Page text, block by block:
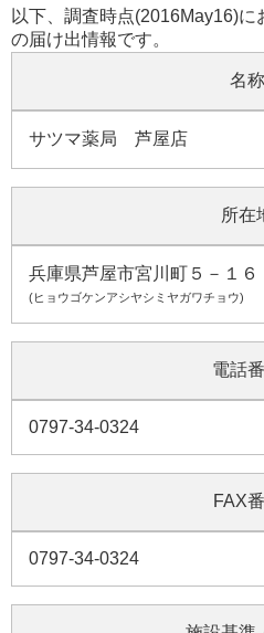
以下、調査時点(2016May16)
の届け出情報です。
名称
サツマ薬局 芦屋店
所在
兵庫県芦屋市宮川町５－１６
(ヒョウゴケンアシヤシミヤガワチョウ)
電話
0797-34-0324
FAX
0797-34-0324